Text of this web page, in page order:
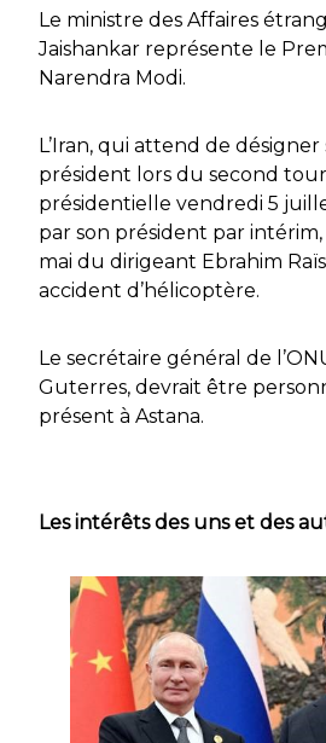
Le ministre des Affaires
Jaishankar représente le
Narendra Modi.
L’Iran, qui attend de
président lors du second
présidentielle vendredi 5
par son président par
mai du dirigeant Ebrahim
accident d’hélicoptère.
Le secrétaire général de
Guterres, devrait être
présent à Astana.
Les intérêts des uns et des